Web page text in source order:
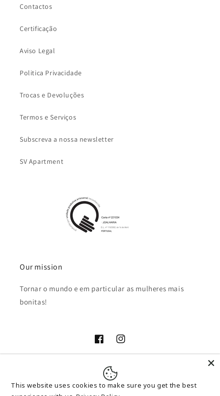
Contactos
Certificação
Aviso Legal
Politica Privacidade
Trocas e Devoluções
Termos e Serviços
Subscreva a nossa newsletter
SV Apartment
Our mission
Tornar o mundo e em particular as mulheres mais
bonitas!
FacebookInstagram
methods
This website uses cookies to make sure you get the best